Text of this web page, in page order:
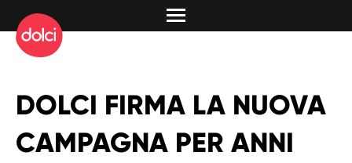
DOLCI FIRMA LA NUOVA
CAMPAGNA PER ANNI